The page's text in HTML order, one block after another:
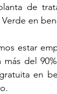
de
en
estar
más del
en